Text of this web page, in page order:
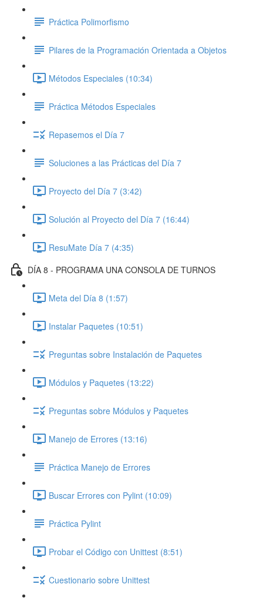
Práctica Polimorfismo
Pilares de la Programación Orientada a Objetos
Métodos Especiales (10:34)
Práctica Métodos Especiales
Repasemos el Día 7
Soluciones a las Prácticas del Día 7
Proyecto del Día 7 (3:42)
Solución al Proyecto del Día 7 (16:44)
ResuMate Día 7 (4:35)
DÍA 8 - PROGRAMA UNA CONSOLA DE TURNOS
Meta del Día 8 (1:57)
Instalar Paquetes (10:51)
Preguntas sobre Instalación de Paquetes
Módulos y Paquetes (13:22)
Preguntas sobre Módulos y Paquetes
Manejo de Errores (13:16)
Práctica Manejo de Errores
Buscar Errores con Pylint (10:09)
Práctica Pylint
Probar el Código con Unittest (8:51)
Cuestionario sobre Unittest